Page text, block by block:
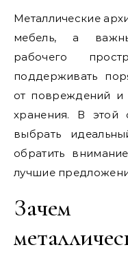
Металлические
мебель, а
рабочего
поддерживать
от повреждений и
хранения. В этой
выбрать
обратить
лучшие